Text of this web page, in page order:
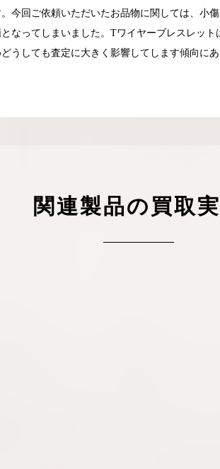
ップし
今回ご依頼いただいたお品物に関しては、小
なってしまいました。Tワイヤーブレスレッ
うしても査定に大きく影響してします傾向に
関連製品の買取